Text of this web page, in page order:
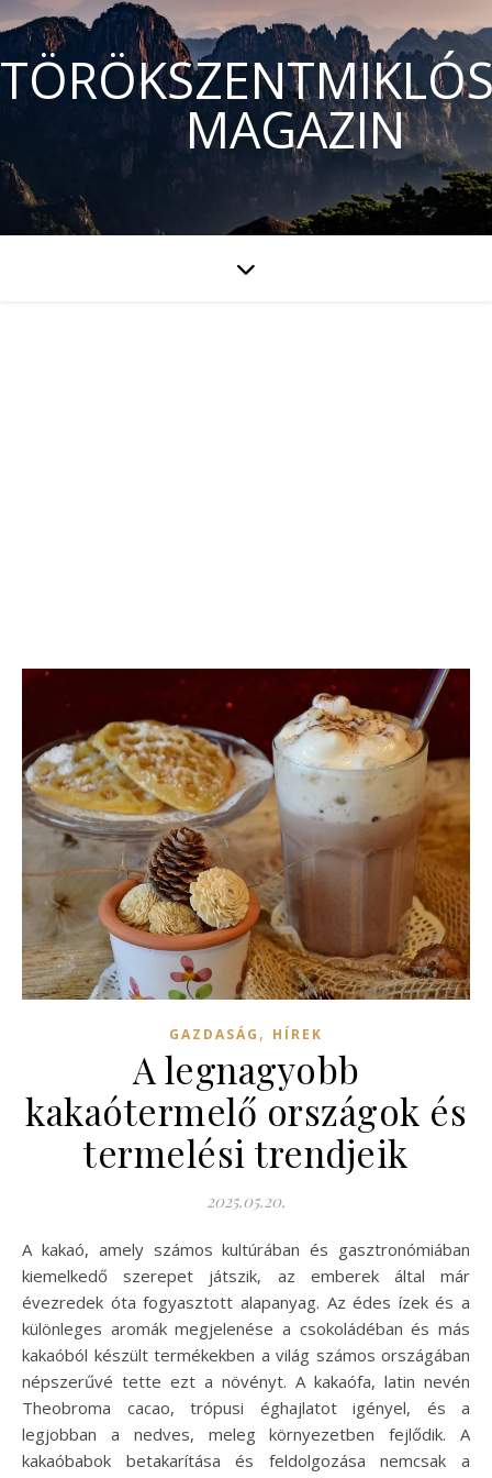
MAGAZIN
GAZDASÁG , HÍREK
A legnagyobb
kakaótermelő országok és
termelési trendjeik
2025.05.20.
A kakaó, amely számos kultúrában és gasztronómiában
kiemelkedő szerepet játszik, az emberek által már
évezredek óta fogyasztott alapanyag. Az édes ízek és a
különleges aromák megjelenése a csokoládéban és más
kakaóból készült termékekben a világ számos országában
népszerűvé tette ezt a növényt. A kakaófa, latin nevén
Theobroma cacao, trópusi éghajlatot igényel, és a
legjobban a nedves, meleg környezetben fejlődik. A
kakaóbabok betakarítása és feldolgozása nemcsak a